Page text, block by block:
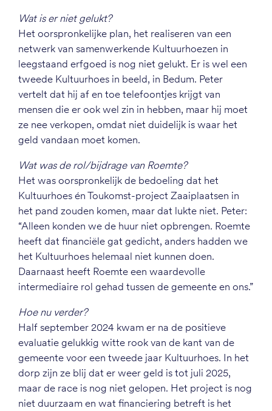
Wat is er niet gelukt?
Het oorspronkelijke plan, het realiseren van een
netwerk van samenwerkende Kultuurhoezen in
leegstaand erfgoed is nog niet gelukt. Er is wel een
tweede Kultuurhoes in beeld, in Bedum. Peter
vertelt dat hij af en toe telefoontjes krijgt van
mensen die er ook wel zin in hebben, maar hij moet
ze nee verkopen, omdat niet duidelijk is waar het
geld vandaan moet komen.
Wat was de rol/bijdrage van Roemte?
Het was oorspronkelijk de bedoeling dat het
Kultuurhoes én Toukomst-project Zaaiplaatsen in
het pand zouden komen, maar dat lukte niet. Peter:
“Alleen konden we de huur niet opbrengen. Roemte
heeft dat financiële gat gedicht, anders hadden we
het Kultuurhoes helemaal niet kunnen doen.
Daarnaast heeft Roemte een waardevolle
intermediaire rol gehad tussen de gemeente en ons.”
Hoe nu verder?
Half september 2024 kwam er na de positieve
evaluatie gelukkig witte rook van de kant van de
gemeente voor een tweede jaar Kultuurhoes. In het
dorp zijn ze blij dat er weer geld is tot juli 2025,
maar de race is nog niet gelopen. Het project is nog
niet duurzaam en wat financiering betreft is het